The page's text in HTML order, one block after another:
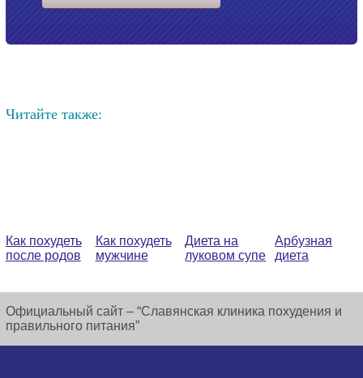
Читайте также:
Как похудеть
после родов
Как похудеть
мужчине
Диета на
луковом супе
Арбузная
диета
Официальный сайт – “Славянская клиника похудения и
правильного питания”